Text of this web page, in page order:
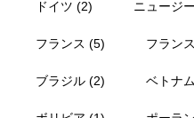
ドイツ (2) ニュージ
フランス (5) フラン
ブラジル (2) ベトナム